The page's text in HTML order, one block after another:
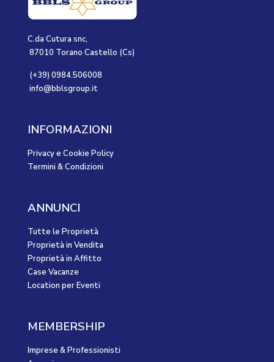
C.da Cutura snc,
87010 Torano Castello (Cs)
(+39) 0984.506008
info@bblsgroup.it
INFORMAZIONI
Privacy e Cookie Policy
Termini & Condizioni
ANNUNCI
Tutte le Proprietà
Proprietà in Vendita
Proprietà in Affitto
Case Vacanze
Location per Eventi
MEMBERSHIP
Imprese & Professionisti